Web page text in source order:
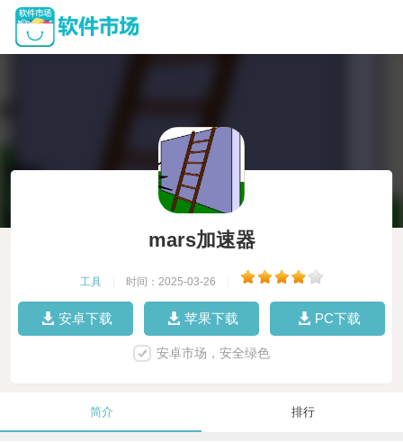
mars加速器
工具 时间：2025-03-26
安卓下载 苹果下载 PC下载
安卓市场，安全绿色
简介 排行